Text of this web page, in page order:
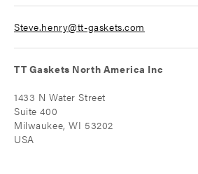
Steve.henry@tt-gaskets.com
TT Gaskets North America Inc
1433 N Water Street
Suite 400
Milwaukee, WI 53202
USA